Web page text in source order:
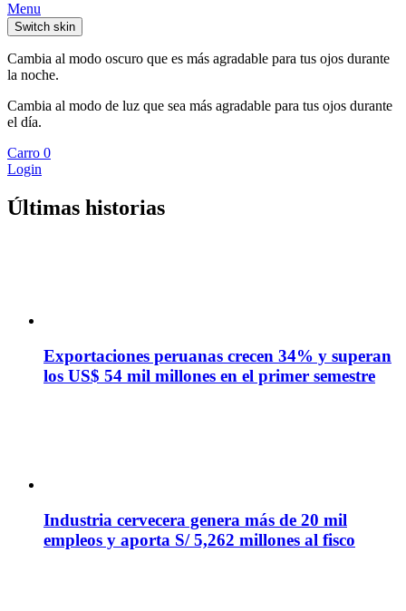
Menu
Switch skin
Cambia al modo oscuro que es más agradable para tus ojos durante
la noche.
Cambia al modo de luz que sea más agradable para tus ojos durante
el día.
Carro 0
Login
Últimas historias
Exportaciones peruanas crecen 34% y superan
los US$ 54 mil millones en el primer semestre
Industria cervecera genera más de 20 mil
empleos y aporta S/ 5,262 millones al fisco